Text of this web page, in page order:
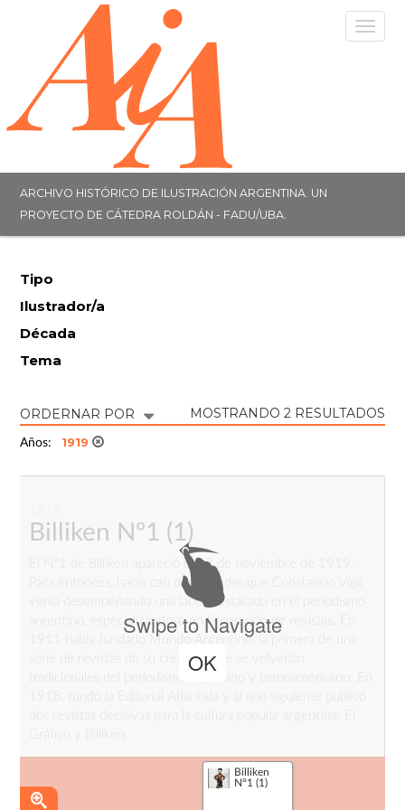
ARCHIVO HISTÓRICO DE ILUSTRACIÓN ARGENTINA. UN
PROYECTO DE CÁTEDRA ROLDÁN - FADU/UBA.
Tipo
Ilustrador/a
Década
Tema
ORDERNAR POR MOSTRANDO 2 RESULTADOS
Años: 1919
Billiken Nº1 (1)
El Nº1 de Billiken apareció el 17 de noviembre de 1919.
Para entonces, hacía casi dos décadas que Constancio Vigil
venía desempeñando una labor destacada en el periodismo
argentino, especializándose en la creación de revistas. En
1911 había fundado Mundo Argentino, la primera de una
serie de revistas de su creación que se volverían
El nombre de la revista está tomado de un famoso muñeco
de la época, una especie de divinidad hindú sonriente creado
por la estadounidense Florence Pretz. La tapa del Nº1 tenía
Swipe to Navigate
OK
Billiken
Nº1 (1)